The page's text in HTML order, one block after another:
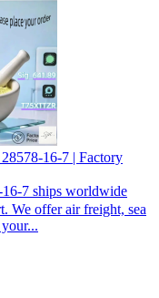
16-7 | Factory
7 ships worldwide
We offer air freight, sea